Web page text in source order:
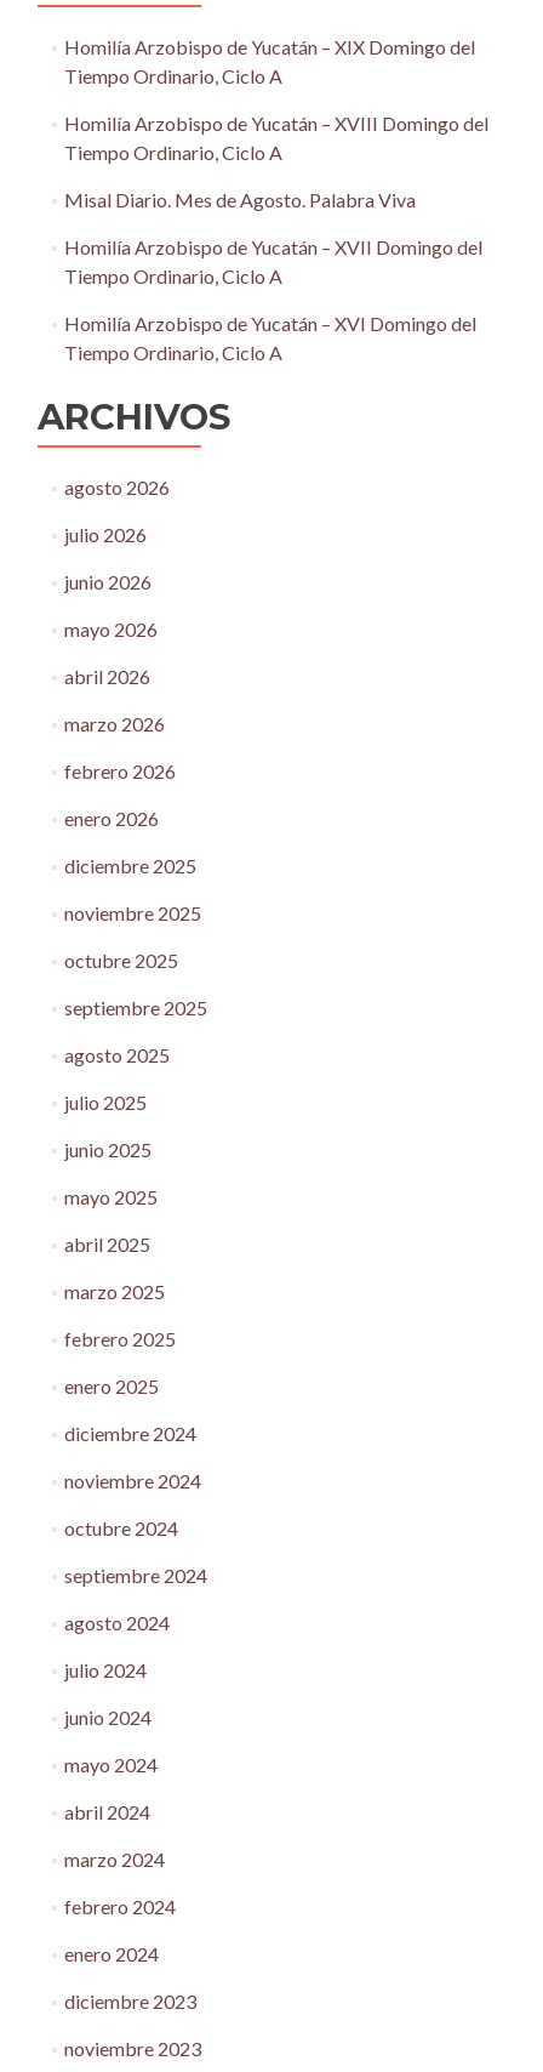
Homilía Arzobispo de Yucatán – XIX Domingo del
Tiempo Ordinario, Ciclo A
Homilía Arzobispo de Yucatán – XVIII Domingo del
Tiempo Ordinario, Ciclo A
Misal Diario. Mes de Agosto. Palabra Viva
Homilía Arzobispo de Yucatán – XVII Domingo del
Tiempo Ordinario, Ciclo A
Homilía Arzobispo de Yucatán – XVI Domingo del
Tiempo Ordinario, Ciclo A
ARCHIVOS
agosto 2026
julio 2026
junio 2026
mayo 2026
abril 2026
marzo 2026
febrero 2026
enero 2026
diciembre 2025
noviembre 2025
octubre 2025
septiembre 2025
agosto 2025
julio 2025
junio 2025
mayo 2025
abril 2025
marzo 2025
febrero 2025
enero 2025
diciembre 2024
noviembre 2024
octubre 2024
septiembre 2024
agosto 2024
julio 2024
junio 2024
mayo 2024
abril 2024
marzo 2024
febrero 2024
enero 2024
diciembre 2023
noviembre 2023